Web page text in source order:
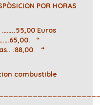
POR HORAS
……..55,00 Euros
“
.88,00 “
combustible